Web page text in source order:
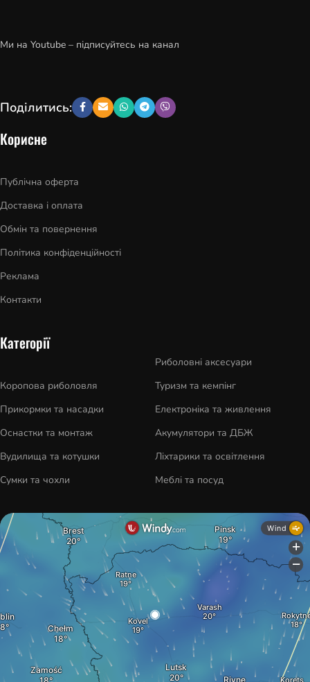
Ми на Youtube – підписуйтесь на канал
Поділитись:
Корисне
Публічна оферта
Доставка і оплата
Обмін та повернення
Політика конфіденційності
Реклама
Контакти
Категорії
Коропова риболовля
Прикормки та насадки
Оснастки та монтаж
Вудилища та котушки
Сумки та чохли
Риболовні аксесуари
Туризм та кемпінг
Електроніка та живлення
Акумулятори та ДБЖ
Ліхтарики та освітлення
Меблі та посуд